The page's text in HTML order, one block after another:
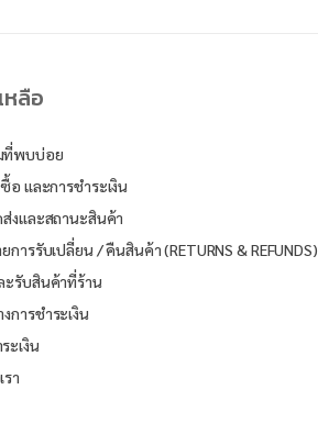
หลือ
ที่พบบ่อย
อ และการชำระเงิน
งและสถานะสินค้า
การรับเปลี่ยน / คืนสินค้า (RETURNS & REFUNDS)
ะรับสินค้าที่ร้าน
การชำระเงิน
ะเงิน
า